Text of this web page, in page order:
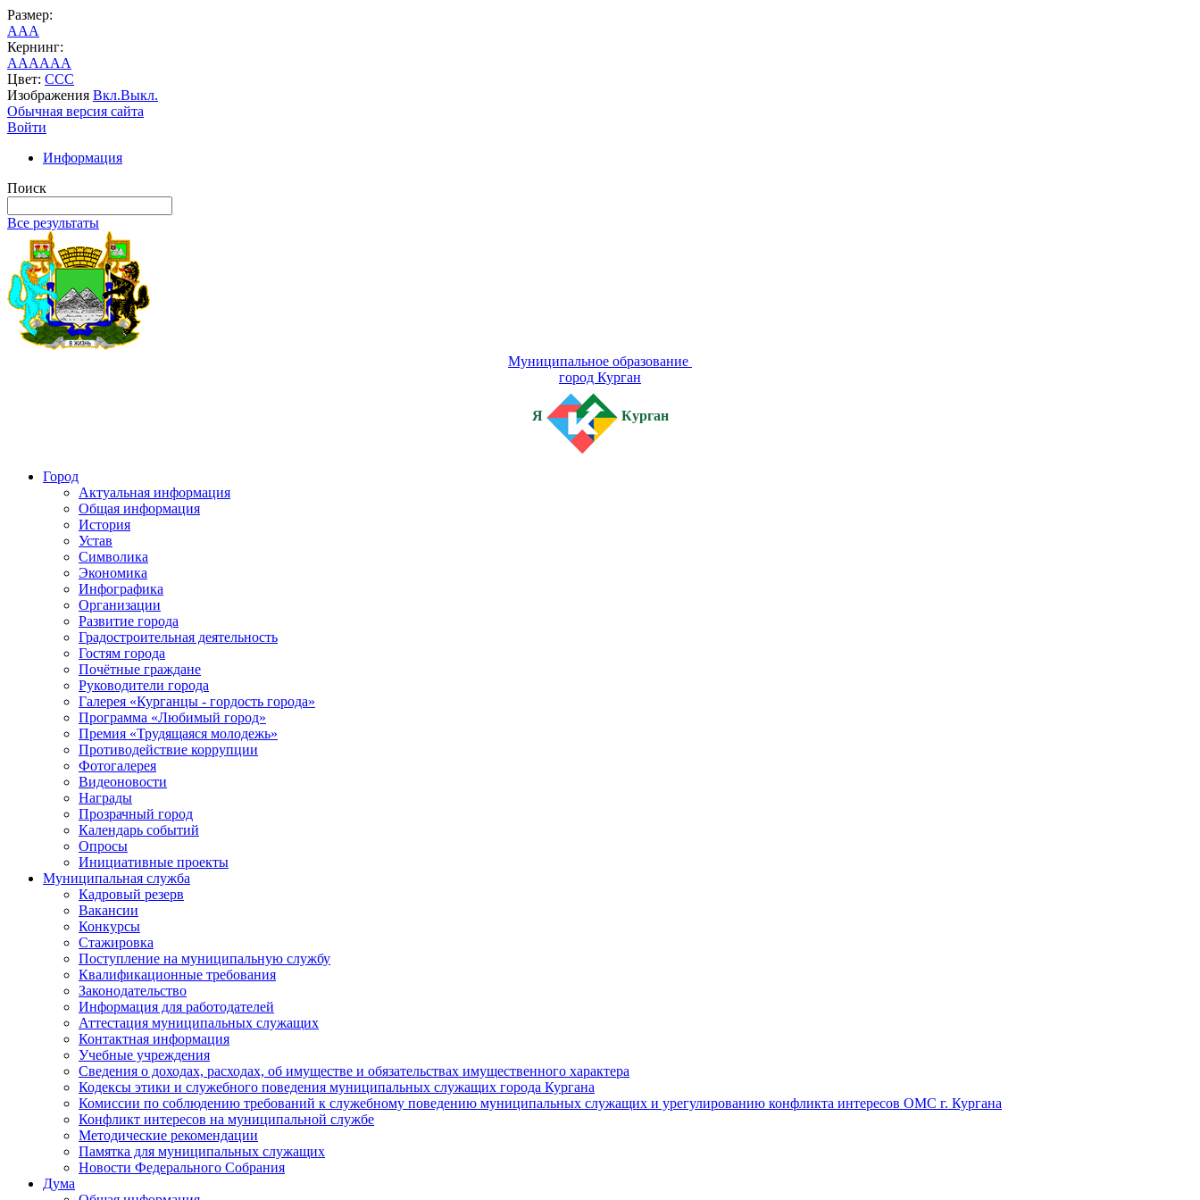
Размер:
AAA
Кернинг:
AAAAAA
Цвет: CCC
Изображения Вкл.Выкл.
Обычная версия сайта
Войти
Информация
Поиск
Все результаты
Муниципальное образование
город Курган
Я Курган
Город
Актуальная информация
Общая информация
История
Устав
Символика
Экономика
Инфографика
Организации
Развитие города
Градостроительная деятельность
Гостям города
Почётные граждане
Руководители города
Галерея «Курганцы - гордость города»
Программа «Любимый город»
Премия «Трудящаяся молодежь»
Противодействие коррупции
Фотогалерея
Видеоновости
Награды
Прозрачный город
Календарь событий
Опросы
Инициативные проекты
Муниципальная служба
Кадровый резерв
Вакансии
Конкурсы
Стажировка
Поступление на муниципальную службу
Квалификационные требования
Законодательство
Информация для работодателей
Аттестация муниципальных служащих
Контактная информация
Учебные учреждения
Сведения о доходах, расходах, об имуществе и обязательствах имущественного характера
Кодексы этики и служебного поведения муниципальных служащих города Кургана
Комиссии по соблюдению требований к служебному поведению муниципальных служащих и урегулированию конфликта интересов ОМС г. Кургана
Конфликт интересов на муниципальной службе
Методические рекомендации
Памятка для муниципальных служащих
Новости Федерального Cобрания
Дума